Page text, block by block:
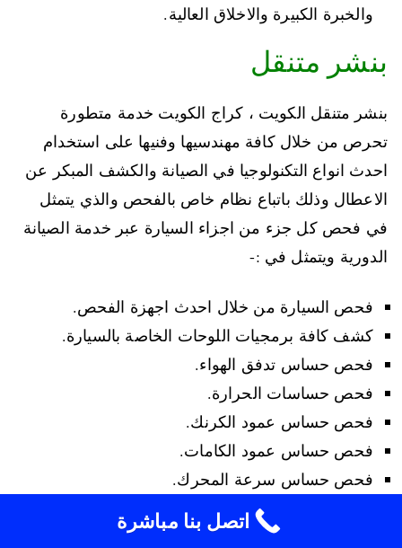
والخبرة الكبيرة والاخلاق العالية.
بنشر متنقل
بنشر متنقل الكويت ، كراج الكويت خدمة متطورة
تحرص من خلال كافة مهندسيها وفنيها على استخدام
احدث انواع التكنولوجيا في الصيانة والكشف المبكر عن
الاعطال وذلك باتباع نظام خاص بالفحص والذي يتمثل
في فحص كل جزء من اجزاء السيارة عبر خدمة الصيانة
الدورية ويتمثل في :-
فحص السيارة من خلال احدث اجهزة الفحص.
كشف كافة برمجيات اللوحات الخاصة بالسيارة.
فحص حساس تدفق الهواء.
فحص حساسات الحرارة.
فحص حساس عمود الكرنك.
فحص حساس عمود الكامات.
فحص حساس سرعة المحرك.
فحص حساس حرارة الوقود.
فحص حساس الاكسجين الداخل الى بخاخات المحرك.
اتصل بنا مباشرة